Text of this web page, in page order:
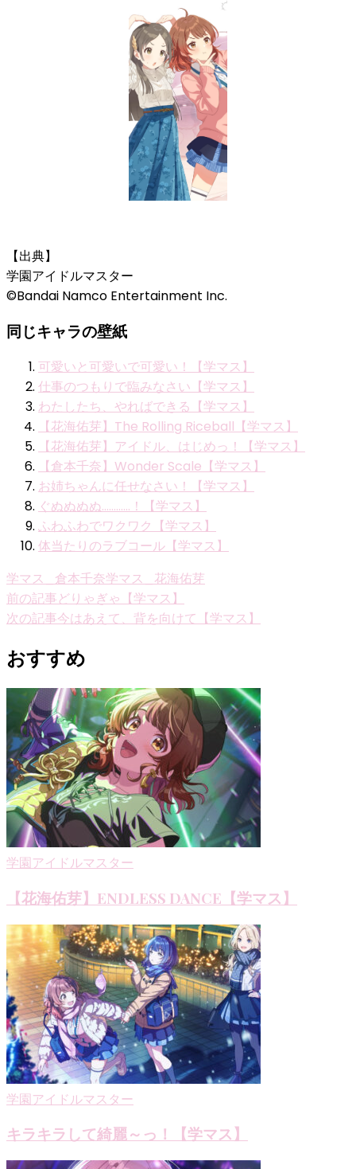
【出典】
学園アイドルマスター
©Bandai Namco Entertainment Inc.
同じキャラの壁紙
可愛いと可愛いで可愛い！【学マス】
仕事のつもりで臨みなさい【学マス】
わたしたち、やればできる【学マス】
【花海佑芽】The Rolling Riceball【学マス】
【花海佑芽】アイドル、はじめっ！【学マス】
【倉本千奈】Wonder Scale【学マス】
お姉ちゃんに任せなさい！【学マス】
ぐぬぬぬぬ…………！【学マス】
ふわふわでワクワク【学マス】
体当たりのラブコール【学マス】
学マス_倉本千奈学マス_花海佑芽
投
稿
ナ
ビ
ゲ
ー
シ
ョ
ン
前の記事どりゃぎゃ【学マス】
次の記事今はあえて、背を向けて【学マス】
おすすめ
学園アイドルマスター
【花海佑芽】ENDLESS DANCE【学マス】
学園アイドルマスター
キラキラして綺麗～っ！【学マス】